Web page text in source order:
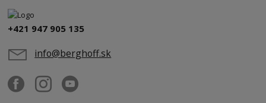
+421 947 905 135
info@berghoff.sk